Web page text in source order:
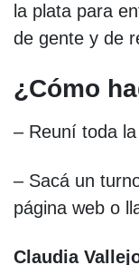
la plata para
de gente y de
¿Cómo
– Reuní toda
– Sacá un
página web o
Claudia